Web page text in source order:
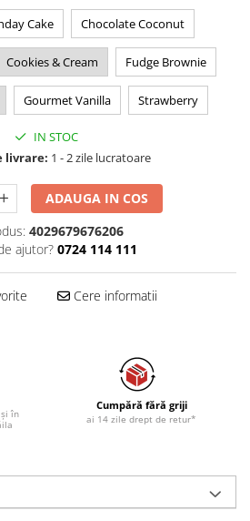
Cake Chocolate Coconut
Cookies & Cream Fudge Brownie
Gourmet Vanilla Strawberry
IN STOC
livrare: 1 - 2 zile lucratoare
ADAUGA IN COS
4029679676206
ajutor? 0724 114 111
Cere informatii
în
Cumpără fără griji
ai 14 zile drept de retur*